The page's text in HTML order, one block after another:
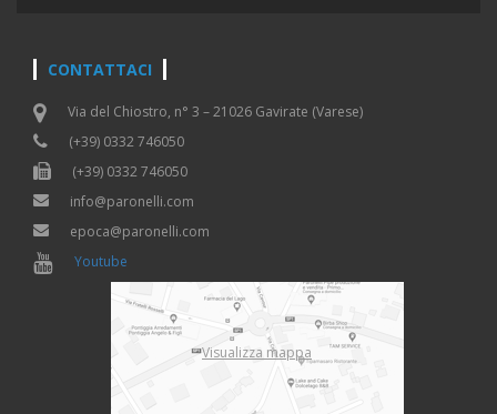
CONTATTACI
Via del Chiostro, n° 3 – 21026 Gavirate (Varese)
(+39) 0332 746050
(+39) 0332 746050
info@paronelli.com
epoca@paronelli.com
Youtube
Visualizza mappa